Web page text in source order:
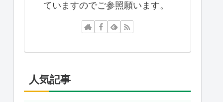
ていますのでご参照願います。
人気記事